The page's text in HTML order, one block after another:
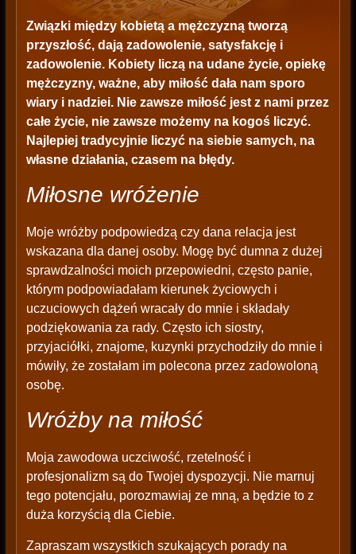
Związki między kobietą a mężczyzną tworzą
przyszłość, dają zadowolenie, satysfakcję i
zadowolenie. Kobiety liczą na udane życie, opiekę
mężczyzny, ważne, aby miłość dała nam sporo
wiary i nadziei. Nie zawsze miłość jest z nami przez
całe życie, nie zawsze możemy na kogoś liczyć.
Najlepiej tradycyjnie liczyć na siebie samych, na
własne działania, czasem na błędy.
Miłosne wróżenie
Moje wróżby podpowiedzą czy dana relacja jest
wskazana dla danej osoby. Mogę być dumna z dużej
sprawdzalności moich przepowiedni, często panie,
którym podpowiadałam kierunek życiowych i
uczuciowych dążeń wracały do mnie i składały
podziękowania za rady. Często ich siostry,
przyjaciółki, znajome, kuzynki przychodziły do mnie i
mówiły, że zostałam im polecona przez zadowoloną
osobę.
Wróżby na miłość
Moja zawodowa uczciwość, rzetelność i
profesjonalizm są do Twojej dyspozycji. Nie marnuj
tego potencjału, porozmawiaj ze mną, a będzie to z
duża korzyścią dla Ciebie.
Zapraszam wszystkich szukających porady na